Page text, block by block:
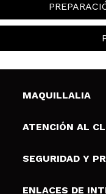
MAQUILLALIA
Sobre nosotros
Tarjetas de
ATENCIÓN AL
Envíos y
Formas de
SEGURIDAD Y
Terminos y
ENLACES DE